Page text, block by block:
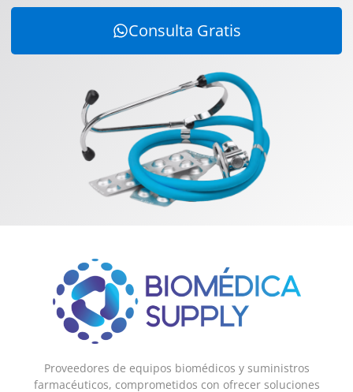
Consulta Gratis
Proveedores de equipos biomédicos y suministros
farmacéuticos, comprometidos con ofrecer soluciones